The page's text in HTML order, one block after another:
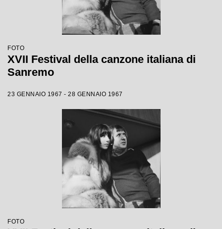
FOTO
XVII Festival della canzone italiana di
Sanremo
23 GENNAIO 1967 - 28 GENNAIO 1967
FOTO